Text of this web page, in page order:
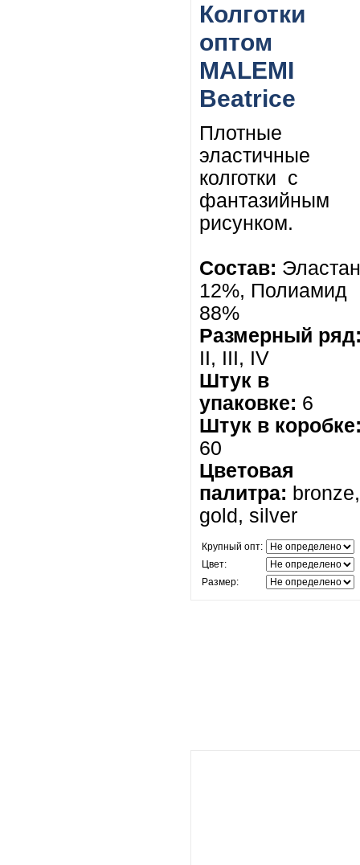
Колготки
оптом
MALEMI
Beatrice
Плотные
эластичные
колготки с
фантазийным
рисунком.
Состав: Эластан
12%, Полиамид
88%
Размерный
II, III, IV
Штук в
упаковке: 6
Штук в
60
Цветовая
палитра: bronze,
gold, silver
Крупный опт:
Цвет:
Размер: